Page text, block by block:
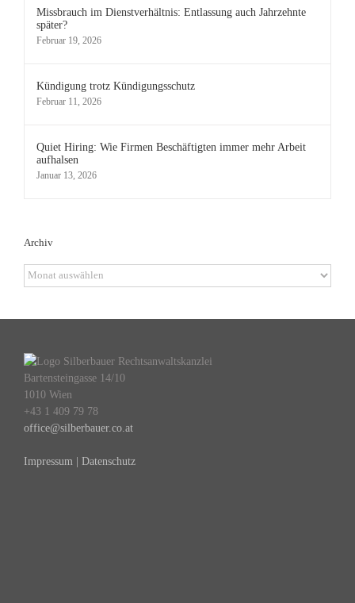
Missbrauch im Dienstverhältnis: Entlassung auch Jahrzehnte
später?
Februar 19, 2026
Kündigung trotz Kündigungsschutz
Februar 11, 2026
Quiet Hiring: Wie Firmen Beschäftigten immer mehr Arbeit
aufhalsen
Januar 13, 2026
Archiv
Archiv
Bartensteingasse 14/10
1010 Wien
+43 1 409 79 78
office@silberbauer.co.at
Impressum | Datenschutz